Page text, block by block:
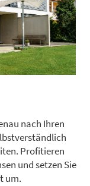
nach Ihren
Profitieren
und setzen Sie
um.